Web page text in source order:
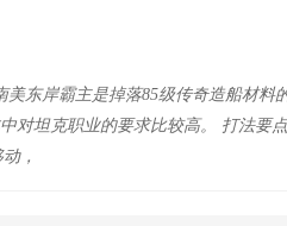
美东岸霸主是掉落85级传奇造船材
对坦克职业的要求比较高。 打法要
，